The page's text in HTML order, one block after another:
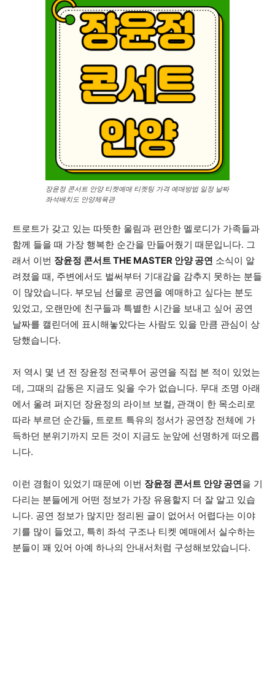
장윤정 콘서트 안양 티켓예매 티켓팅 가격 예매방법 일정 날짜
좌석배치도 안양체육관
트로트가 갖고 있는 따뜻한 울림과 편안한 멜로디가 가족들과
함께 들을 때 가장 행복한 순간을 만들어줬기 때문입니다. 그
래서 이번 장윤정 콘서트 THE MASTER 안양 공연 소식이 알
려졌을 때, 주변에서도 벌써부터 기대감을 감추지 못하는 분들
이 많았습니다. 부모님 선물로 공연을 예매하고 싶다는 분도
있었고, 오랜만에 친구들과 특별한 시간을 보내고 싶어 공연
날짜를 캘린더에 표시해놓았다는 사람도 있을 만큼 관심이 상
당했습니다.
저 역시 몇 년 전 장윤정 전국투어 공연을 직접 본 적이 있었는
데, 그때의 감동은 지금도 잊을 수가 없습니다. 무대 조명 아래
에서 울려 퍼지던 장윤정의 라이브 보컬, 관객이 한 목소리로
따라 부르던 순간들, 트로트 특유의 정서가 공연장 전체에 가
득하던 분위기까지 모든 것이 지금도 눈앞에 선명하게 떠오릅
니다.
이런 경험이 있었기 때문에 이번 장윤정 콘서트 안양 공연을 기
다리는 분들에게 어떤 정보가 가장 유용할지 더 잘 알고 있습
니다. 공연 정보가 많지만 정리된 글이 없어서 어렵다는 이야
기를 많이 들었고, 특히 좌석 구조나 티켓 예매에서 실수하는
분들이 꽤 있어 아예 하나의 안내서처럼 구성해보았습니다.